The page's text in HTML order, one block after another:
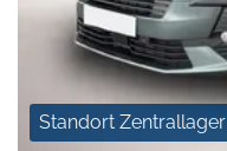
Standort Zentrallager